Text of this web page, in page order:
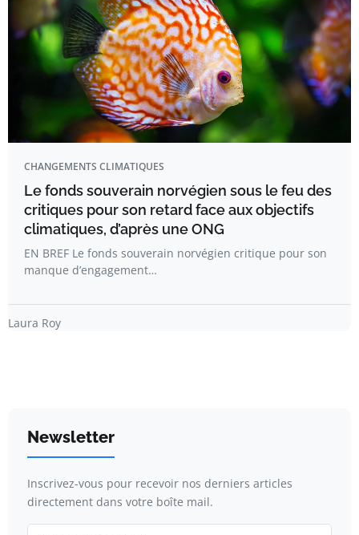
CHANGEMENTS CLIMATIQUES
Le fonds souverain norvégien sous le feu des
critiques pour son retard face aux objectifs
climatiques, d’après une ONG
EN BREF Le fonds souverain norvégien critique pour son
manque d’engagement…
Laura Roy
Newsletter
Inscrivez-vous pour recevoir nos derniers articles
directement dans votre boîte mail.